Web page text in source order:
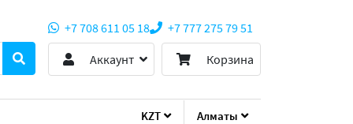
KZT Алматы
+7 708 611 05 18
+7 777 275 79 51
Аккаунт
Корзина